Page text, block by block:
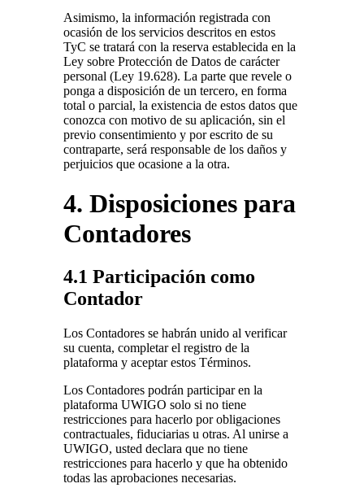
Asimismo, la información registrada con
ocasión de los servicios descritos en estos
TyC se tratará con la reserva establecida en la
Ley sobre Protección de Datos de carácter
personal (Ley 19.628). La parte que revele o
ponga a disposición de un tercero, en forma
total o parcial, la existencia de estos datos que
conozca con motivo de su aplicación, sin el
previo consentimiento y por escrito de su
contraparte, será responsable de los daños y
perjuicios que ocasione a la otra.
4. Disposiciones para
Contadores
4.1 Participación como
Contador
Los Contadores se habrán unido al verificar
su cuenta, completar el registro de la
plataforma y aceptar estos Términos.
Los Contadores podrán participar en la
plataforma UWIGO solo si no tiene
restricciones para hacerlo por obligaciones
contractuales, fiduciarias u otras. Al unirse a
UWIGO, usted declara que no tiene
restricciones para hacerlo y que ha obtenido
todas las aprobaciones necesarias.